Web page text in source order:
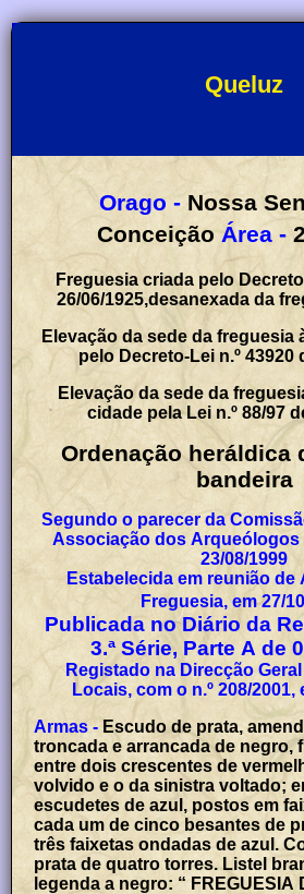
Queluz
Orago - Nossa
Conceição Área -
Freguesia criada pelo
26/06/1925,desanexada da
Elevação da sede da freguesia
pelo Decreto-Lei n.º 43920
Elevação da sede da
cidade pela Lei n.º 88/97
Ordenação heráldica
bandeira
Segundo o parecer da
Associação dos Arqueólogos
23/08/1999
Estabelecida em reunião de
Freguesia, em 27/
Publicada no Diário da
3.ª Série, Parte A de
Registado na Direcção
Locais, com o n.º 208/2001,
Armas - Escudo de prata,
troncada e arrancada de negro,
entre dois crescentes de
volvido e o da sinistra voltado;
escudetes de azul, postos em
cada um de cinco besantes de
três faixetas ondadas de azul.
prata de quatro torres. Listel
legenda a negro: “ FREGUESIA